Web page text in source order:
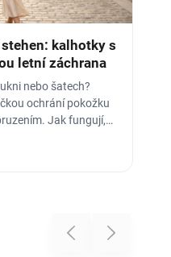
kalhotky s
letní záchrana
nebo šatech?
ochrání pokožku
Jak fungují,
Previous Next